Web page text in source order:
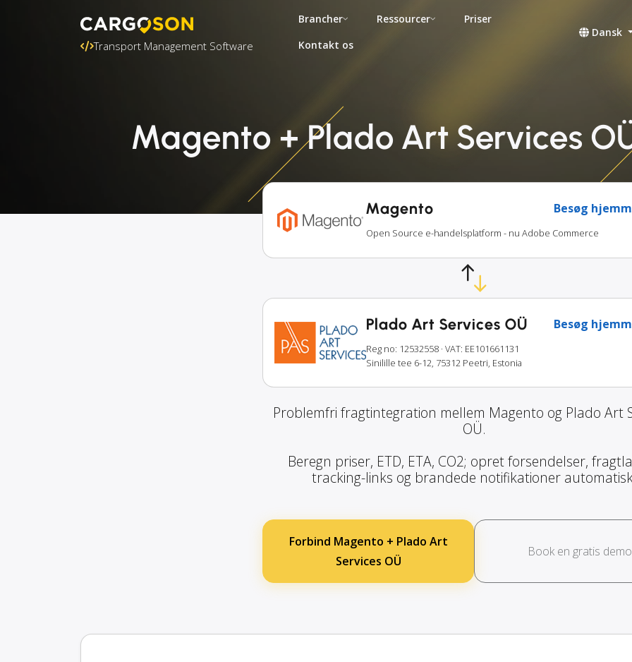
Transport Management Software
Brancher Ressourcer
Priser
Kontakt os
Dansk
Magento + Plado Art Services
Magento Besøg
Open Source e-handelsplatform - nu Adobe Commerce
Plado Art Services OÜ Besøg
Reg no: 12532558 · VAT: EE101661131
Sinilille tee 6-12, 75312 Peetri, Estonia
Problemfri fragtintegration mellem Magento og Plado Art
OÜ.
Beregn priser, ETD, ETA, CO2; opret forsendelser,
tracking-links og brandede notifikationer
Forbind Magento + Plado Art
Services OÜ
Book en gratis demo